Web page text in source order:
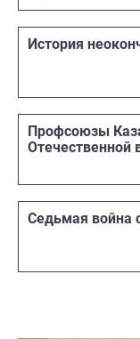
История
Профсоюзы
Отечественной
Седьмая война